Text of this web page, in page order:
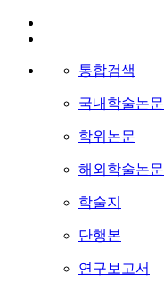
통합검색
국내학술논문
학위논문
해외학술논문
학술지
단행본
연구보고서